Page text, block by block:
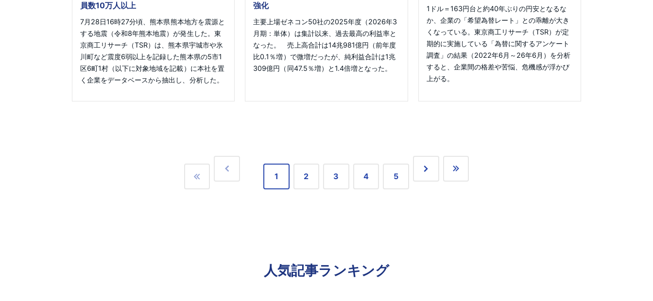
員数10万人以上
7月28日16時27分頃、熊本県熊本地方を震源と
する地震（令和8年熊本地震）が発生した。東
京商工リサーチ（TSR）は、熊本県宇城市や氷
川町など震度6弱以上を記録した熊本県の5市1
区6町1村（以下に対象地域を記載）に本社を置
く企業をデータベースから抽出し、分析した。
強化
主要上場ゼネコン50社の2025年度（2026年3
月期：単体）は集計以来、過去最高の利益率と
なった。 売上高合計は14兆981億円（前年度
比0.1％増）で微増だったが、純利益合計は1兆
309億円（同47.5％増）と1.4倍増となった。
1ドル＝163円台と約40年ぶりの円安となるな
か、企業の「希望為替レート」との乖離が大き
くなっている。東京商工リサーチ（TSR）が定
期的に実施している「為替に関するアンケート
調査」の結果（2022年6月～26年6月）を分析
すると、企業間の格差や苦悩、危機感が浮かび
上がる。
1 2 3 4 5
人気記事ランキング